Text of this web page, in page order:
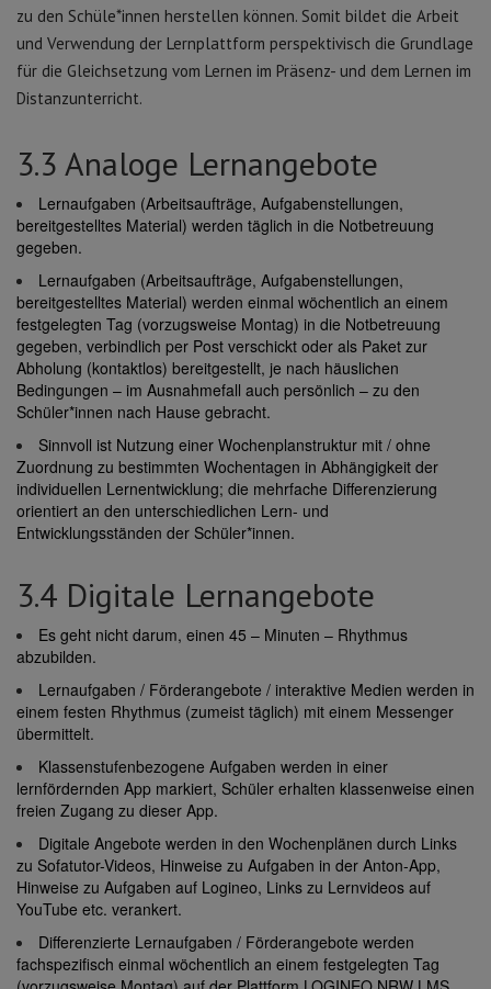
zu den Schüle*innen herstellen können. Somit bildet die Arbeit
und Verwendung der Lernplattform perspektivisch die Grundlage
für die Gleichsetzung vom Lernen im Präsenz- und dem Lernen im
Distanzunterricht.
3.3 Analoge Lernangebote
Lernaufgaben (Arbeitsaufträge, Aufgabenstellungen,
bereitgestelltes Material) werden täglich in die Notbetreuung
gegeben.
Lernaufgaben (Arbeitsaufträge, Aufgabenstellungen,
bereitgestelltes Material) werden einmal wöchentlich an einem
festgelegten Tag (vorzugsweise Montag) in die Notbetreuung
gegeben, verbindlich per Post verschickt oder als Paket zur
Abholung (kontaktlos) bereitgestellt, je nach häuslichen
Bedingungen – im Ausnahmefall auch persönlich – zu den
Schüler*innen nach Hause gebracht.
Sinnvoll ist Nutzung einer Wochenplanstruktur mit / ohne
Zuordnung zu bestimmten Wochentagen in Abhängigkeit der
individuellen Lernentwicklung; die mehrfache Differenzierung
orientiert an den unterschiedlichen Lern- und
Entwicklungsständen der Schüler*innen.
3.4 Digitale Lernangebote
Es geht nicht darum, einen 45 – Minuten – Rhythmus
abzubilden.
Lernaufgaben / Förderangebote / interaktive Medien werden in
einem festen Rhythmus (zumeist täglich) mit einem Messenger
übermittelt.
Klassenstufenbezogene Aufgaben werden in einer
lernfördernden App markiert, Schüler erhalten klassenweise einen
freien Zugang zu dieser App.
Digitale Angebote werden in den Wochenplänen durch Links
zu Sofatutor-Videos, Hinweise zu Aufgaben in der Anton-App,
Hinweise zu Aufgaben auf Logineo, Links zu Lernvideos auf
YouTube etc. verankert.
Differenzierte Lernaufgaben / Förderangebote werden
fachspezifisch einmal wöchentlich an einem festgelegten Tag